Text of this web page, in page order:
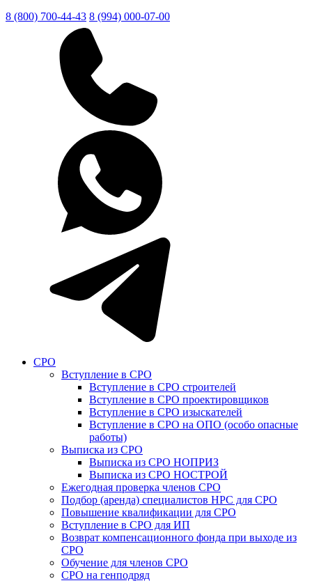
8 (800) 700-44-43 8 (994) 000-07-00
СРО
Вступление в СРО
Вступление в СРО строителей
Вступление в СРО проектировщиков
Вступление в СРО изыскателей
Вступление в СРО на ОПО (особо опасные
работы)
Выписка из СРО
Выписка из СРО НОПРИЗ
Выписка из СРО НОСТРОЙ
Ежегодная проверка членов СРО
Подбор (аренда) специалистов НРС для СРО
Повышение квалификации для СРО
Вступление в СРО для ИП
Возврат компенсационного фонда при выходе из
СРО
Обучение для членов СРО
СРО на генподряд